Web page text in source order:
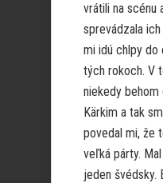
vrátili na scénu
sprevádzala
mi idú chlpy do
tých rokoch. V
niekedy
Kärkim a tak
povedal mi, že
veľká párty.
jeden švédsky.